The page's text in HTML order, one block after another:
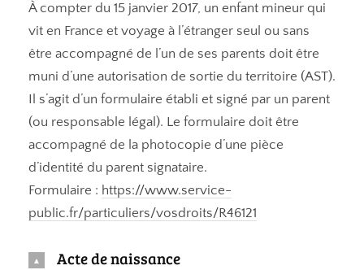
À compter du 15 janvier 2017, un enfant mineur qui
vit en France et voyage à l’étranger seul ou sans
être accompagné de l’un de ses parents doit être
muni d’une autorisation de sortie du territoire (AST).
Il s’agit d’un formulaire établi et signé par un parent
(ou responsable légal). Le formulaire doit être
accompagné de la photocopie d’une pièce
d’identité du parent signataire.
Formulaire : https://www.service-
public.fr/particuliers/vosdroits/R46121
Acte de naissance